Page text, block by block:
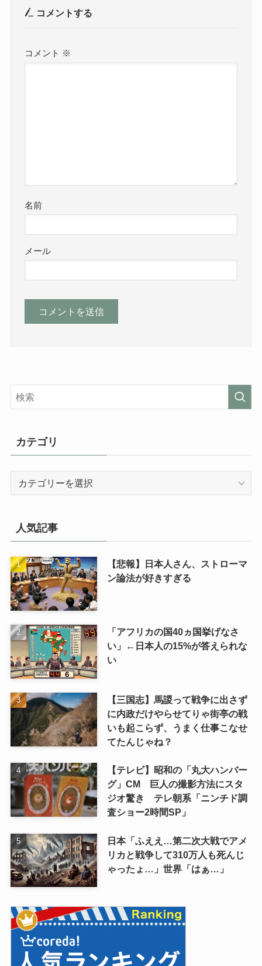
コメントする
コメント ※
名前
メール
カテゴリ
人気記事
【悲報】日本人さん、ストローマ
ン論法が好きすぎる
「アフリカの国40ヵ国挙げなさ
い」←日本人の15%が答えられな
い
【三国志】馬謖って戦争に出さず
に内政だけやらせてりゃ街亭の戦
いも起こらず、うまく仕事こなせ
てたんじゃね？
【テレビ】昭和の「丸大ハンバー
グ」CM 巨人の撮影方法にスタ
ジオ驚き テレ朝系「ニンチド調
査ショー2時間SP」
日本「ふええ…第二次大戦でアメ
リカと戦争して310万人も死んじ
ゃったょ…」世界「はぁ…」